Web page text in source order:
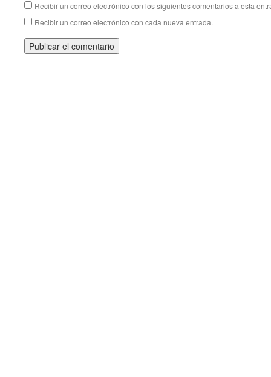
Recibir un correo electrónico con los siguientes comentarios a esta
Recibir un correo electrónico con cada nueva entrada.